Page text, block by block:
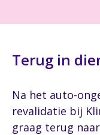
Terug in
Na het auto-
revalidatie bij
graag terug